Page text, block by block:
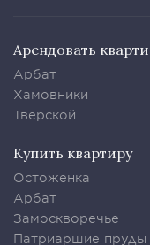
Арендовать
Арбат
Хамовники
Тверской
Купить квартиру
Остоженка
Арбат
Замоскворечье
Патриаршие пруды